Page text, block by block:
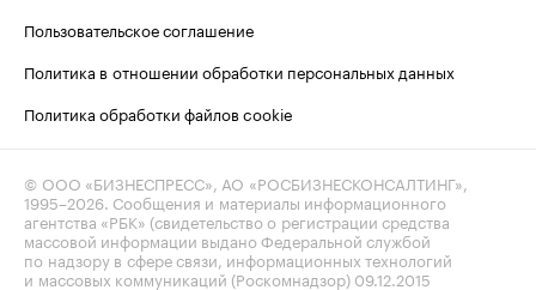
Пользовательское соглашение
Политика в отношении обработки персональных данных
Политика обработки файлов cookie
© ООО «БИЗНЕСПРЕСС», АО «РОСБИЗНЕСКОНСАЛТИНГ»,
1995–2026 . Сообщения и материалы информационного
агентства «РБК» (свидетельство о регистрации средства
массовой информации выдано Федеральной службой
по надзору в сфере связи, информационных технологий
и массовых коммуникаций (Роскомнадзор) 09.12.2015